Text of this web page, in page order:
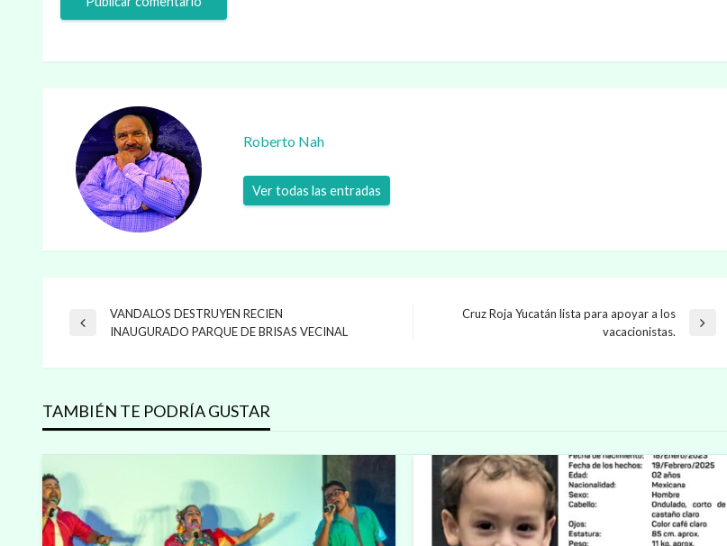
Roberto Nah
Ver todas las entradas
Navegación
de
entradas
Entrada
VANDALOS DESTRUYEN RECIEN
INAUGURADO PARQUE DE BRISAS VECINAL
Cruz Roja Yucatán lista para apoyar a los
vacacionistas.
TAMBIÉN TE PODRÍA GUSTAR